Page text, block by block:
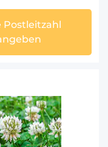
Postleitzahl